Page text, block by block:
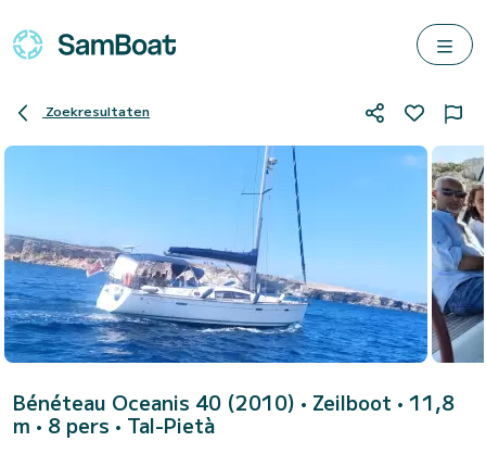
Zoekresultaten
Bénéteau Oceanis 40 (2010) • Zeilboot • 11,8
m • 8 pers • Tal-Pietà